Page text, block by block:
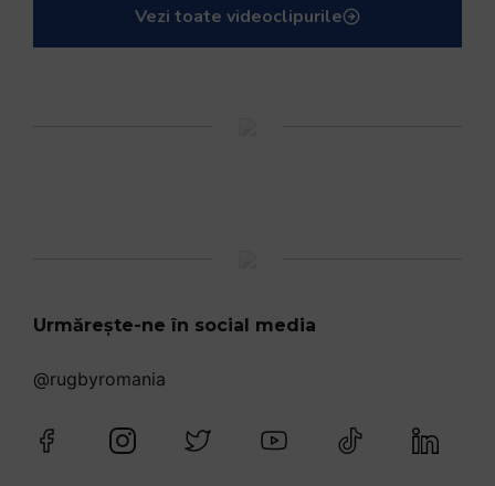
Vezi toate videoclipurile
Urmărește-ne în social media
@rugbyromania